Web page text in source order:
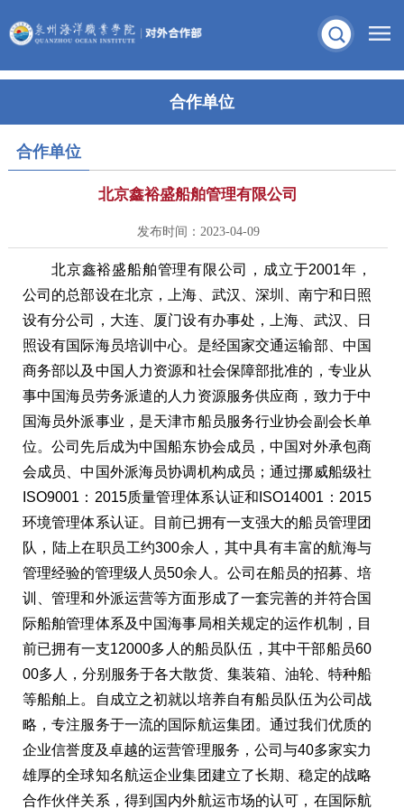
合作单位
合作单位
北京鑫裕盛船舶管理有限公司
发布时间：2023-04-09
北京鑫裕盛船舶管理有限公司，成立于2001年，
公司的总部设在北京，上海、武汉、深圳、南宁和日照
设有分公司，大连、厦门设有办事处，上海、武汉、日
照设有国际海员培训中心。是经国家交通运输部、中国
商务部以及中国人力资源和社会保障部批准的，专业从
事中国海员劳务派遣的人力资源服务供应商，致力于中
国海员外派事业，是天津市船员服务行业协会副会长单
位。公司先后成为中国船东协会成员，中国对外承包商
会成员、中国外派海员协调机构成员；通过挪威船级社
ISO9001：2015质量管理体系认证和ISO14001：2015
环境管理体系认证。目前已拥有一支强大的船员管理团
队，陆上在职员工约300余人，其中具有丰富的航海与
管理经验的管理级人员50余人。公司在船员的招募、培
训、管理和外派运营等方面形成了一套完善的并符合国
际船舶管理体系及中国海事局相关规定的运作机制，目
前已拥有一支12000多人的船员队伍，其中干部船员60
00多人，分别服务于各大散货、集装箱、油轮、特种船
等船舶上。自成立之初就以培养自有船员队伍为公司战
略，专注服务于一流的国际航运集团。通过我们优质的
企业信誉度及卓越的运营管理服务，公司与40多家实力
雄厚的全球知名航运企业集团建立了长期、稳定的战略
合作伙伴关系，得到国内外航运市场的认可，在国际航